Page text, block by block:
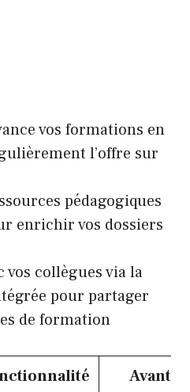
vos formations en
l’offre sur
pédagogiques
enrichir vos dossiers
vos collègues via la
pour partager
de formation